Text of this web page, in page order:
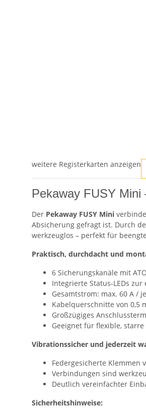
weitere Registerkarten anzeigen
Pekaway FUSY
Der Pekaway FUSY Mini
Absicherung gefragt ist. Durch
werkzeuglos – perfekt für
Praktisch, durchdacht und
6 Sicherungskanäle mit
Integrierte Status-LEDs
Gesamtstrom: max. 60 A /
Kabelquerschnitte von 0,5
Großzügiges
Geeignet für flexible,
Vibrationssicher und jederzeit
Federgesicherte Klemmen
Verbindungen sind
Deutlich vereinfachter
Sicherheitshinweise: